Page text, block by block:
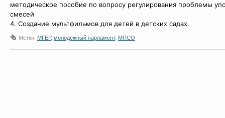
методическое пособие по вопросу регулирования проблемы
смесей
4. Создание мультфильмов для детей в детских садах.
Метки: МГЕР, молодежный парламент, МПСО